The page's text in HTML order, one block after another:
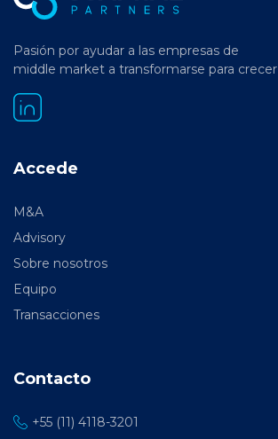
Pasión por ayudar a las empresas de
middle market a transformarse para crecer
Accede
M&A
Advisory
Sobre nosotros
Equipo
Transacciones
Contacto
+55 (11) 4118-3201